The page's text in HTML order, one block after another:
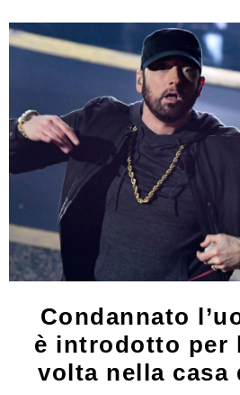
Condannato
è introdotto per
volta nella casa